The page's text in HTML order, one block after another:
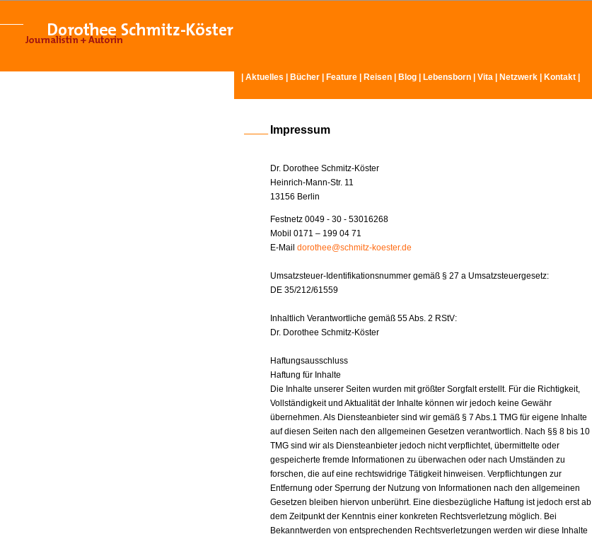
Aktuelles Bücher Feature Reisen Blog Lebensborn Vita Netzwerk Kontakt
Impressum
Dr. Dorothee Schmitz-Köster
Heinrich-Mann-Str. 11
13156 Berlin
Festnetz 0049 - 30 - 53016268
Mobil 0171 – 199 04 71
E-Mail dorothee@schmitz-koester.de
Umsatzsteuer-Identifikationsnummer gemäß § 27 a Umsatzsteuergesetz:
DE 35/212/61559
Inhaltlich Verantwortliche gemäß 55 Abs. 2 RStV:
Dr. Dorothee Schmitz-Köster
Haftungsausschluss
Haftung für Inhalte
Die Inhalte unserer Seiten wurden mit größter Sorgfalt erstellt. Für die Richtigkeit,
Vollständigkeit und Aktualität der Inhalte können wir jedoch keine Gewähr
übernehmen. Als Diensteanbieter sind wir gemäß § 7 Abs.1 TMG für eigene Inhalte
auf diesen Seiten nach den allgemeinen Gesetzen verantwortlich. Nach §§ 8 bis 10
TMG sind wir als Diensteanbieter jedoch nicht verpflichtet, übermittelte oder
gespeicherte fremde Informationen zu überwachen oder nach Umständen zu
forschen, die auf eine rechtswidrige Tätigkeit hinweisen. Verpflichtungen zur
Entfernung oder Sperrung der Nutzung von Informationen nach den allgemeinen
Gesetzen bleiben hiervon unberührt. Eine diesbezügliche Haftung ist jedoch erst ab
dem Zeitpunkt der Kenntnis einer konkreten Rechtsverletzung möglich. Bei
Bekanntwerden von entsprechenden Rechtsverletzungen werden wir diese Inhalte